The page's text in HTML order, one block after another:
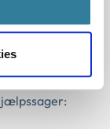
der
at
en sag om